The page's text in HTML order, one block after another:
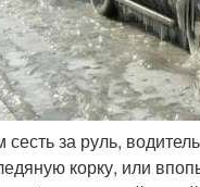
за руль,
корку, или